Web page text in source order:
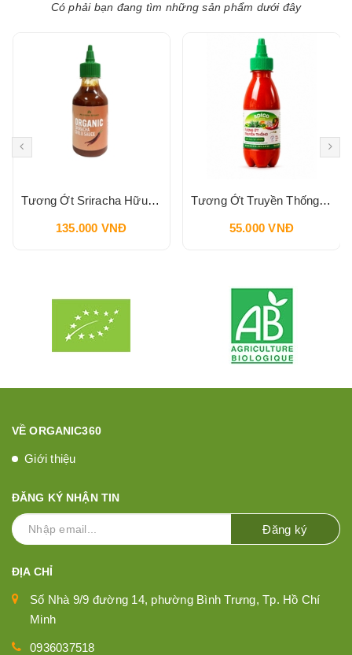
Có phải bạn đang tìm những sản phẩm dưới đây
Tương Ớt Sriracha Hữu Cơ Pbfarm 230g
135.000 VNĐ
Tương Ớt Truyền Thống SPICO Sriracha Chilli Sauce 240g
55.000 VNĐ
VỀ ORGANIC360
Giới thiệu
ĐĂNG KÝ NHẬN TIN
Đăng ký
ĐỊA CHỈ
Số Nhà 9/9 đường 14, phường Bình Trưng, Tp. Hồ Chí
Minh
0936037518